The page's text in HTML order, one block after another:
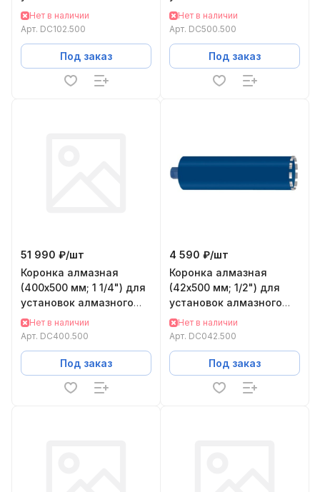
бурения KEOS DC102.500
Нет в наличии
Арт. DC102.500
Под заказ
бурения KEOS DC500.500
Нет в наличии
Арт. DC500.500
Под заказ
51 990 ₽/шт
Коронка алмазная
(400х500 мм; 1 1/4") для
установок алмазного
бурения KEOS
DC400.500
Нет в наличии
Арт. DC400.500
Под заказ
4 590 ₽/шт
Коронка алмазная
(42х500 мм; 1/2") для
установок алмазного
бурения KEOS
DC042.500
Нет в наличии
Арт. DC042.500
Под заказ